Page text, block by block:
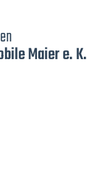
Maier e. K.